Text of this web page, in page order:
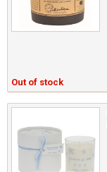
Out of stock